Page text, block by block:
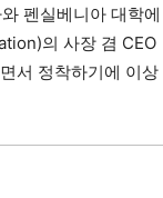
펜실베니아 대학에
의 사장 겸 CEO
서 정착하기에 이상